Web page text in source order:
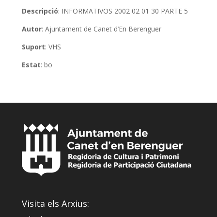
Descripció: INFORMATIVOS 2002 02 01 30 PARTE 5
Autor: Ajuntament de Canet d’En Berenguer
Suport: VHS
Estat: bo
Visita els Arxius: